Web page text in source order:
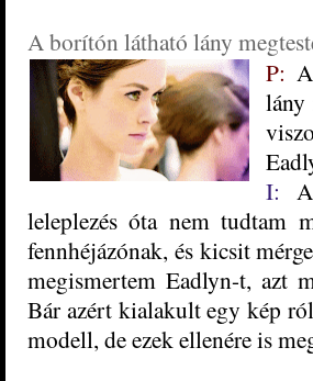
A borítón látható lány
P:
lány
I:
leleplezés óta nem tudtam
fennhéjázónak, és kicsit
megismertem Eadlyn-t, azt
Bár azért kialakult egy kép
modell, de ezek ellenére is